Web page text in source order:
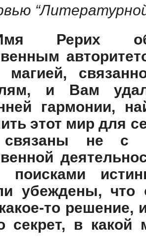
Рерих
магией,
и Вам
гармонии,
этот мир для
связаны не с
поисками
убеждены,
то решение,
секрет, в